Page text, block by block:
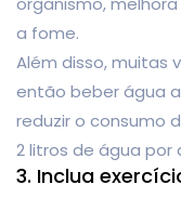
a fome.
Além disso, muitas
então beber água
reduzir o consumo
2 litros de água por
3. Inclua